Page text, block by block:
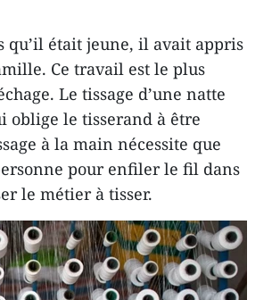
qu’il était jeune, il avait appris
Ce travail est le plus
Le tissage d’une natte
oblige le tisserand à être
à la main nécessite que
pour enfiler le fil dans
le métier à tisser.